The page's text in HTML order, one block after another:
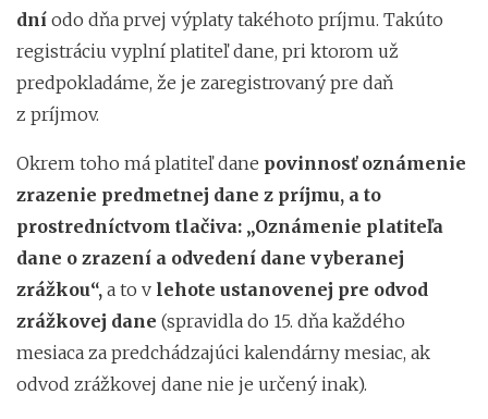
dní odo dňa prvej výplaty takéhoto príjmu. Takúto
registráciu vyplní platiteľ dane, pri ktorom už
predpokladáme, že je zaregistrovaný pre daň
z príjmov.
Okrem toho má platiteľ dane povinnosť oznámenie
zrazenie predmetnej dane z príjmu, a to
prostredníctvom tlačiva: „Oznámenie platiteľa
dane o zrazení a odvedení dane vyberanej
zrážkou“, a to v lehote ustanovenej pre odvod
zrážkovej dane (spravidla do 15. dňa každého
mesiaca za predchádzajúci kalendárny mesiac, ak
odvod zrážkovej dane nie je určený inak).